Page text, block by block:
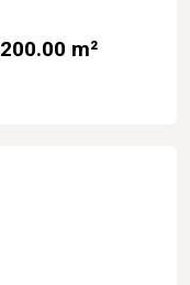
200.00 m²